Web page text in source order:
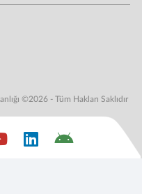
©2026 - Tüm Hakları Saklıdır